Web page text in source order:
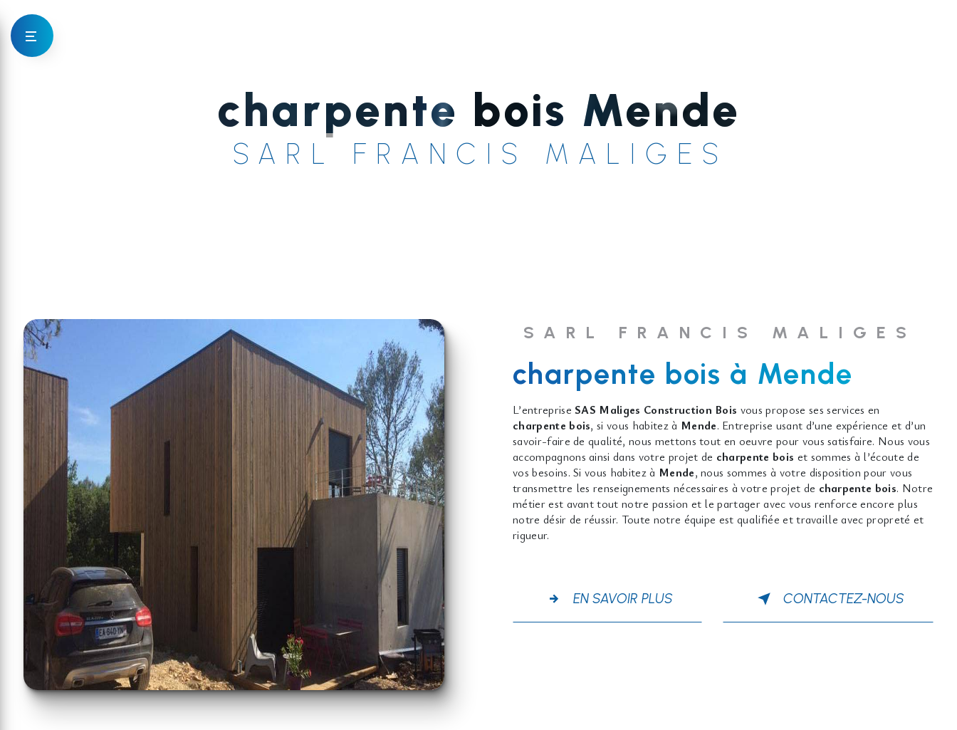
charpente bois Mende
SARL FRANCIS MALIGES
SARL FRANCIS MALIGES
charpente bois à Mende
L’entrepriseSAS Maliges Construction Bois vous propose ses services en
charpente bois, si vous habitez à Mende. Entreprise usant d’une expérience et d’un
savoir-faire de qualité, nous mettons tout en oeuvre pour vous satisfaire. Nous vous
accompagnons ainsi dans votre projet de charpente bois et sommes à l’écoute de
vos besoins. Si vous habitez à Mende, nous sommes à votre disposition pour vous
transmettre les renseignements nécessaires à votre projet de charpente bois. Notre
métier est avant tout notre passion et le partager avec vous renforce encore plus
notre désir de réussir. Toute notre équipe est qualifiée et travaille avec propreté et
rigueur.
EN SAVOIR PLUS CONTACTEZ-NOUS